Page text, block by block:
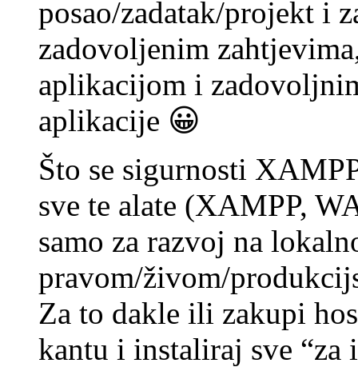
posao/zadatak/projekt i
zadovoljenim
aplikacijom i
aplikacije 😀
Što se sigurnosti
sve te alate (XAMPP,
samo za razvoj na
pravom/živom/
Za to dakle ili zakupi
kantu i instaliraj sve “za